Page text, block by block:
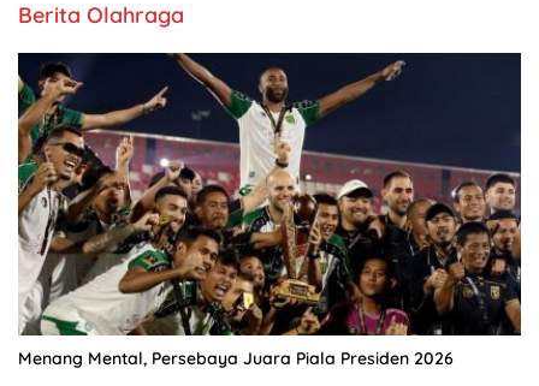
Berita Olahraga
Menang Mental, Persebaya Juara Piala Presiden 2026